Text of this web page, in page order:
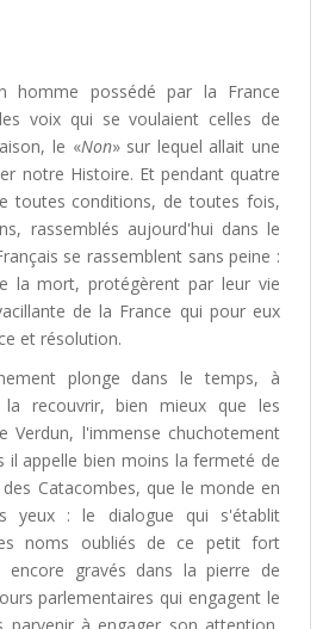
possédé par la France
voix qui se voulaient celles de
le «Non» sur lequel allait une
notre Histoire. Et pendant quatre
toutes conditions, de toutes fois,
rassemblés aujourd'hui dans le
se rassemblent sans peine :
la mort, protégèrent par leur vie
de la France qui pour eux
et résolution.
plonge dans le temps, à
recouvrir, bien mieux que les
Verdun, l'immense chuchotement
il appelle bien moins la fermeté de
Catacombes, que le monde en
yeux : le dialogue qui s'établit
noms oubliés de ce petit fort
encore gravés dans la pierre de
parlementaires qui engagent le